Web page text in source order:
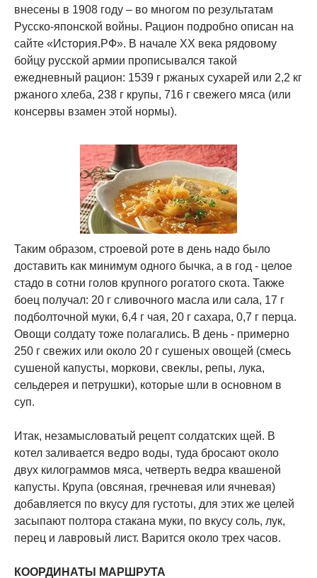
внесены в 1908 году – во многом по результатам
Русско-японской войны. Рацион подробно описан на
сайте «История.РФ». В начале ХХ века рядовому
бойцу русской армии прописывался такой
ежедневный рацион: 1539 г ржаных сухарей или 2,2 кг
ржаного хлеба, 238 г крупы, 716 г свежего мяса (или
консервы взамен этой нормы).
Таким образом, строевой роте в день надо было
доставить как минимум одного бычка, а в год - целое
стадо в сотни голов крупного рогатого скота. Также
боец получал: 20 г сливочного масла или сала, 17 г
подболточной муки, 6,4 г чая, 20 г сахара, 0,7 г перца.
Овощи солдату тоже полагались. В день - примерно
250 г свежих или около 20 г сушеных овощей (смесь
сушеной капусты, моркови, свеклы, репы, лука,
сельдерея и петрушки), которые шли в основном в
суп.
Итак, незамысловатый рецепт солдатских щей. В
котел заливается ведро воды, туда бросают около
двух килограммов мяса, четверть ведра квашеной
капусты. Крупа (овсяная, гречневая или ячневая)
добавляется по вкусу для густоты, для этих же целей
засыпают полтора стакана муки, по вкусу соль, лук,
перец и лавровый лист. Варится около трех часов.
КООРДИНАТЫ МАРШРУТА